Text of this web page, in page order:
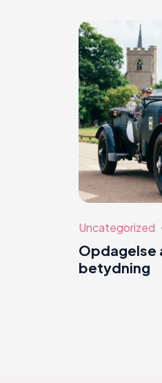
Uncategorized
Opdagelse
betydning